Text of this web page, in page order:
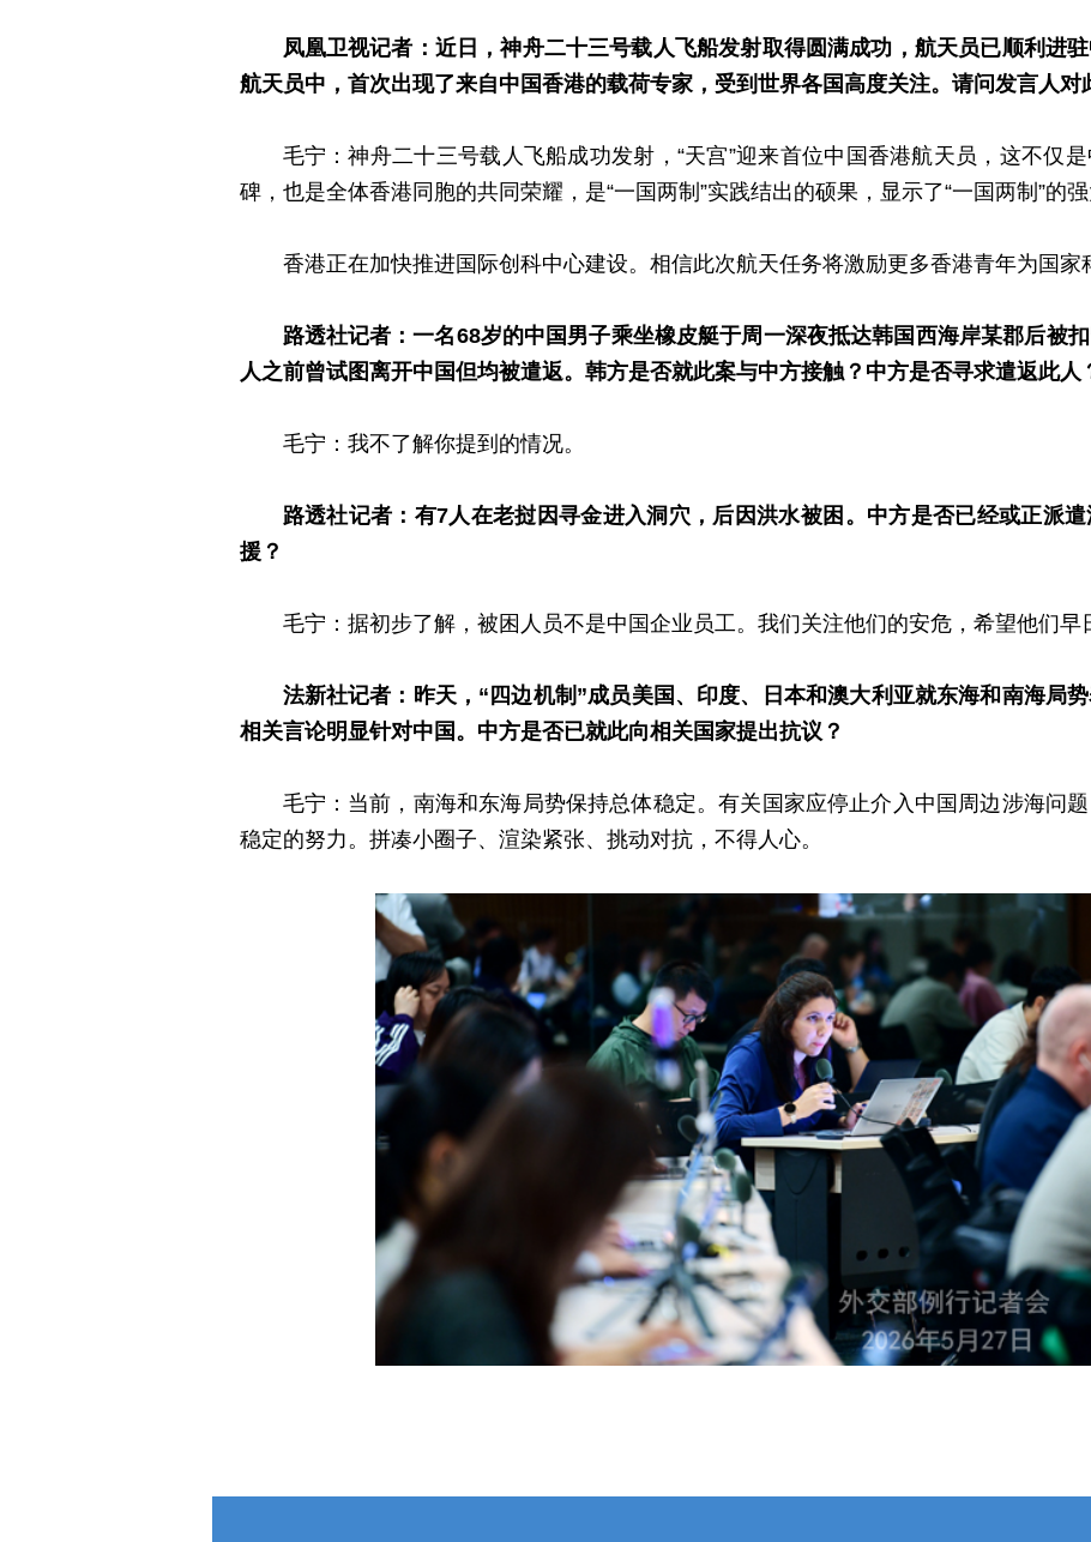
凤凰卫视记者：近日，神舟二十三号载人飞船发射取得圆满成功，航天员已顺利进
航天员中，首次出现了来自中国香港的载荷专家，受到世界各国高度关注。请问发言人对
毛宁：神舟二十三号载人飞船成功发射，“天宫”迎来首位中国香港航天员，这不仅
碑，也是全体香港同胞的共同荣耀，是“一国两制”实践结出的硕果，显示了“一国两制”的
香港正在加快推进国际创科中心建设。相信此次航天任务将激励更多香港青年为国家
路透社记者：一名68岁的中国男子乘坐橡皮艇于周一深夜抵达韩国西海岸某郡后被
人之前曾试图离开中国但均被遣返。韩方是否就此案与中方接触？中方是否寻求遣返此人
毛宁：我不了解你提到的情况。
路透社记者：有7人在老挝因寻金进入洞穴，后因洪水被困。中方是否已经或正派
援？
毛宁：据初步了解，被困人员不是中国企业员工。我们关注他们的安危，希望他们早
法新社记者：昨天，“四边机制”成员美国、印度、日本和澳大利亚就东海和南海局
相关言论明显针对中国。中方是否已就此向相关国家提出抗议？
毛宁：当前，南海和东海局势保持总体稳定。有关国家应停止介入中国周边涉海问
稳定的努力。拼凑小圈子、渲染紧张、挑动对抗，不得人心。